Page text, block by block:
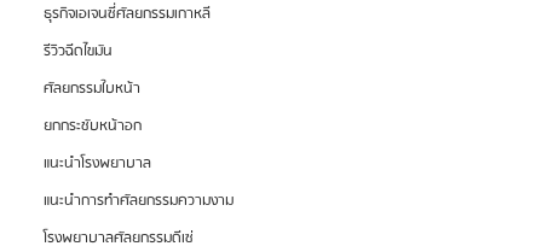
ธุรกิจเอเจนซี่ศัลยกรรมเกาหลี
รีวิวฉีดไขมัน
ศัลยกรรมใบหน้า
ยกกระชับหน้าอก
แนะนำโรงพยาบาล
แนะนำการทำศัลยกรรมความงาม
โรงพยาบาลศัลยกรรมดีเซ่